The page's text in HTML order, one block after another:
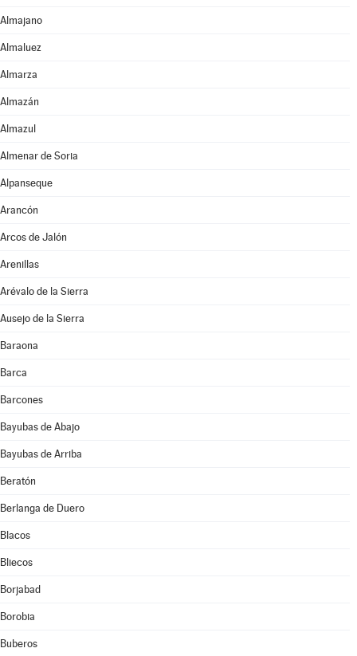
Almajano
Almaluez
Almarza
Almazán
Almazul
Almenar de Soria
Alpanseque
Arancón
Arcos de Jalón
Arenillas
Arévalo de la Sierra
Ausejo de la Sierra
Baraona
Barca
Barcones
Bayubas de Abajo
Bayubas de Arriba
Beratón
Berlanga de Duero
Blacos
Bliecos
Borjabad
Borobia
Buberos